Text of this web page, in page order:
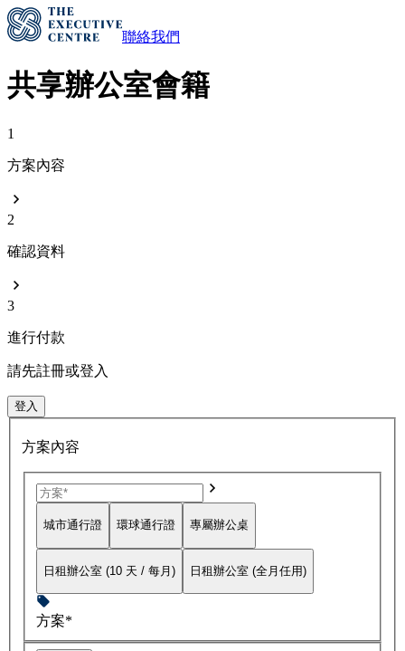
聯絡我們
共享辦公室會籍
1
方案內容
2
確認資料
3
進行付款
請先註冊或登入
登入
方案內容
城市通行證 環球通行證 專屬辦公桌
日租辦公室 (10 天 / 每月) 日租辦公室 (全月任用)
方案*